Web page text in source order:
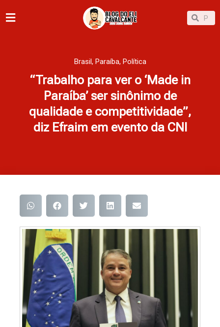
para
Pesquisar
Brasil, Paraíba, Política
“Trabalho para ver o ‘Made in
Paraíba’ ser sinônimo de
qualidade e competitividade”,
diz Efraim em evento da CNI